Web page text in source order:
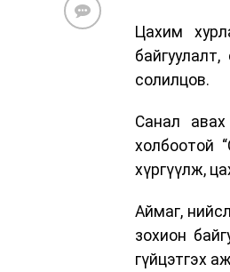
Цахим
солилцов.
Санал
холбоотой
хүргүүлж,
Аймаг,
зохион
гүйцэтгэх